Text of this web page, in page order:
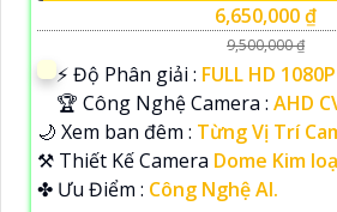
6,650,000 ₫
9,500,000 ₫
️⚡ Độ Phân giải : FULL HD
🏆 Công Nghệ Camera : AHD
🌙 Xem ban đêm : Từng Vị Trí
⚒ Thiết Kế Camera Dome Kim
️✤ Ưu Điểm : Công Nghệ AI.